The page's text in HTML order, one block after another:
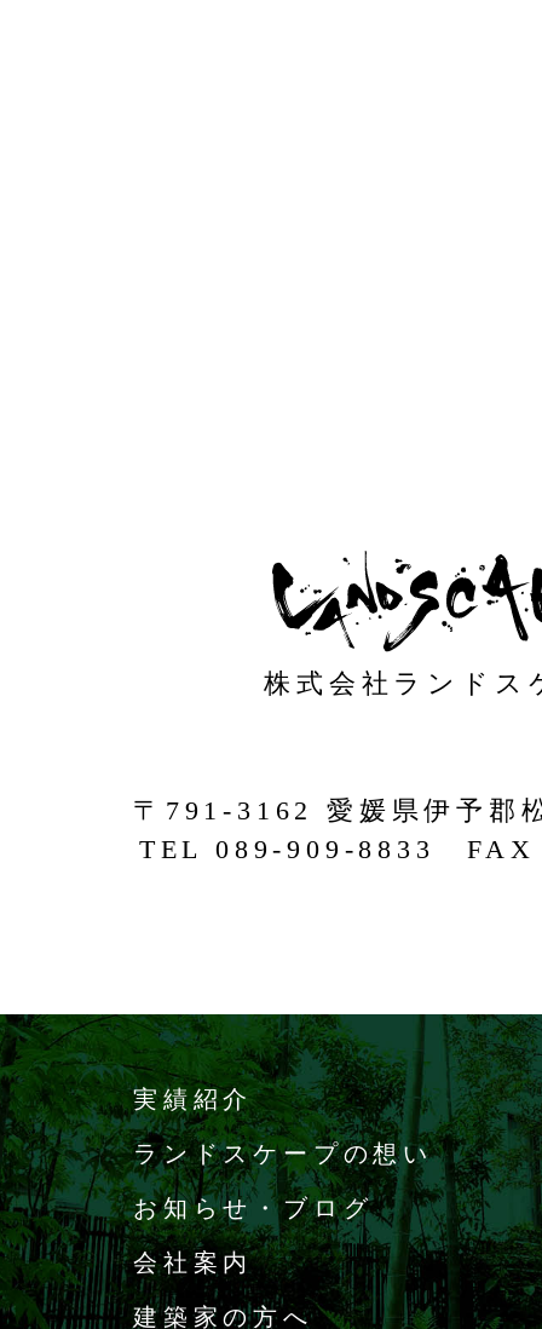
〒791-3162 愛媛県伊予郡
TEL 089-909-8833 FAX
株式会社ランドス
実績紹介
ランドスケープの想い
お知らせ・ブログ
会社案内
建築家の方へ